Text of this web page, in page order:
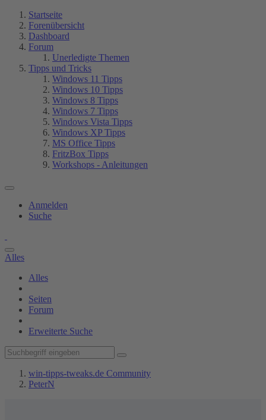
Startseite
Forenübersicht
Dashboard
Forum
Unerledigte Themen
Tipps und Tricks
Windows 11 Tipps
Windows 10 Tipps
Windows 8 Tipps
Windows 7 Tipps
Windows Vista Tipps
Windows XP Tipps
MS Office Tipps
FritzBox Tipps
Workshops - Anleitungen
Anmelden
Suche
Alles
Alles
Seiten
Forum
Erweiterte Suche
win-tipps-tweaks.de Community
PeterN